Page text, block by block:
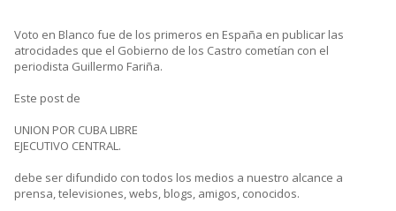
Voto en Blanco fue de los primeros en España en publicar las
atrocidades que el Gobierno de los Castro cometían con el
periodista Guillermo Fariña.
Este post de
UNION POR CUBA LIBRE
EJECUTIVO CENTRAL.
debe ser difundido con todos los medios a nuestro alcance a
prensa, televisiones, webs, blogs, amigos, conocidos.